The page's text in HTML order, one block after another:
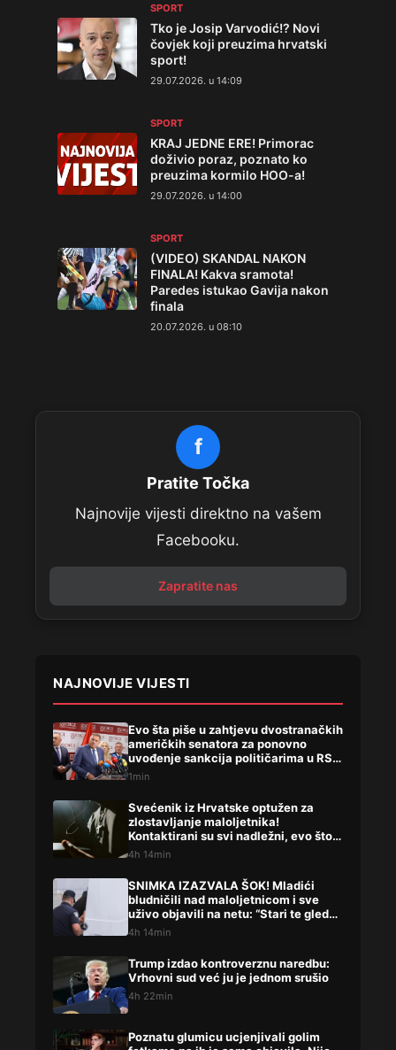
SPORT
Tko je Josip Varvodić!? Novi
čovjek koji preuzima hrvatski
sport!
29.07.2026. u 14:09
SPORT
KRAJ JEDNE ERE! Primorac
doživio poraz, poznato ko
preuzima kormilo HOO-a!
29.07.2026. u 14:00
SPORT
(VIDEO) SKANDAL NAKON
FINALA! Kakva sramota!
Paredes istukao Gavija nakon
finala
20.07.2026. u 08:10
f
Pratite Točka
Najnovije vijesti direktno na vašem
Facebooku.
Zapratite nas
NAJNOVIJE VIJESTI
Evo šta piše u zahtjevu dvostranačkih
američkih senatora za ponovno
uvođenje sankcija političarima u RS-
u
1min
Svećenik iz Hrvatske optužen za
zlostavljanje maloljetnika!
Kontaktirani su svi nadležni, evo što
su rekli
4h 14min
SNIMKA IZAZVALA ŠOK! Mladići
bludničili nad maloljetnicom i sve
uživo objavili na netu: “Stari te gleda
u lajvu”
4h 14min
Trump izdao kontroverznu naredbu:
Vrhovni sud već ju je jednom srušio
4h 22min
Poznatu glumicu ucjenjivali golim